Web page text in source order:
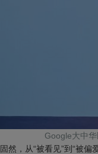
Google大中
固然，从“被看见”到“被偏